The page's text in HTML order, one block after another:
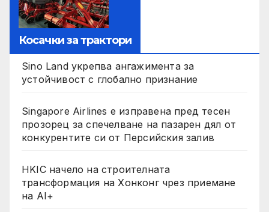
Косачки за трактори
Sino Land укрепва ангажимента за
устойчивост с глобално признание
Singapore Airlines е изправена пред тесен
прозорец за спечелване на пазарен дял от
конкурентите си от Персийския залив
HKIC начело на строителната
трансформация на Хонконг чрез приемане
на AI+